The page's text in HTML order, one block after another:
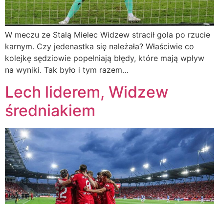
W meczu ze Stalą Mielec Widzew stracił gola po rzucie
karnym. Czy jedenastka się należała? Właściwie co
kolejkę sędziowie popełniają błędy, które mają wpływ
na wyniki. Tak było i tym razem…
Lech liderem, Widzew
średniakiem